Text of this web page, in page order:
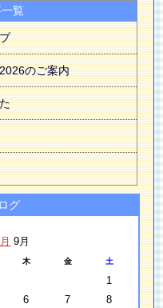
覧
のご案内
グ
9月
木 金 土
1
6 7
8